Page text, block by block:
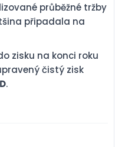
průběžné tržby
připadala na
zisku na konci roku
čistý zisk
.